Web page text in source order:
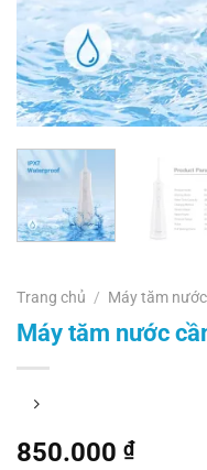
Trang chủ / Máy tăm nước
Máy tăm nước
850.000 ₫